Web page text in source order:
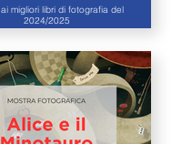
migliori libri di fotografia del
2024/2025